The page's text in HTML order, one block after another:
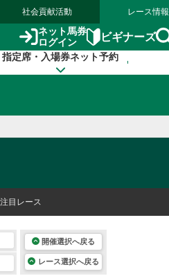
社会貢献活動 レース情報
ネット馬券
ログイン
ビギナーズ
指定席・入場券ネット予約
目レース
開催選択へ戻る
レース選択へ戻る